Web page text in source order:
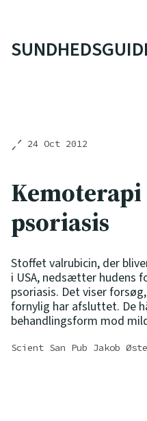
24 Oct 2012
psoriasis
Stoffet valrubicin, der
i USA, nedsætter hudens
psoriasis. Det viser
fornylig har afsluttet. De
behandlingsform mod
Scient San Pub Jakob